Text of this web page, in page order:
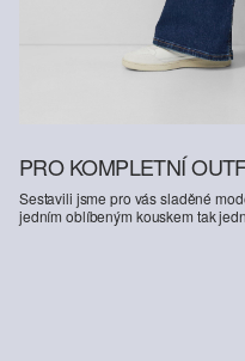
PRO KOMPLETNÍ
Sestavili jsme pro vás sladěné
jedním oblíbeným kouskem tak